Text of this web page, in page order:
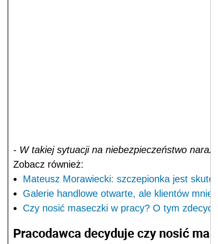
- W takiej sytuacji na niebezpieczeństwo
Zobacz również:
Mateusz Morawiecki: szczepionka jest
Galerie handlowe otwarte, ale klientów mniej
Czy nosić maseczki w pracy? O tym
Pracodawca decyduje czy nosić